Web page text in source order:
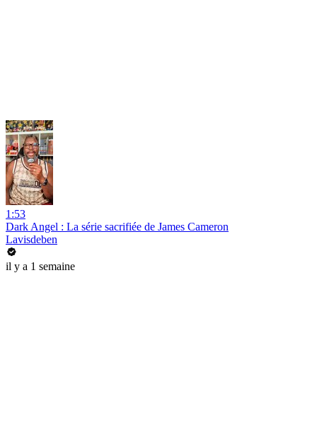
1:53
Dark Angel : La série sacrifiée de James Cameron
Lavisdeben
il y a 1 semaine